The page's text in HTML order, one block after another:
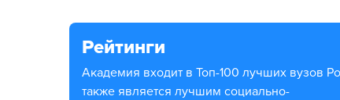
Рейтинги
Академия входит в Топ-100 лучших вузов России,
также является лучшим социально-